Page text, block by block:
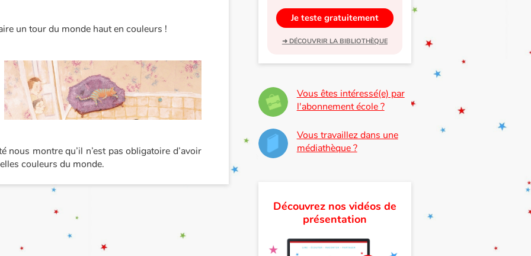
un tour du monde haut en couleurs !
nous montre qu’il n’est pas obligatoire d’avoir
couleurs du monde.
Je teste gratuitement
➜ DÉCOUVRIR LA BIBLIOTHÈQUE
Vous êtes intéressé(e) par
l'abonnement école ?
Vous travaillez dans une
médiathèque ?
Découvrez nos vidéos de
présentation